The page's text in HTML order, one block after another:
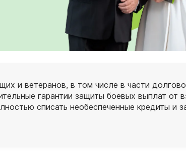
и ветеранов, в том числе в части
гарантии защиты боевых выплат от
списать необеспеченные кредиты и